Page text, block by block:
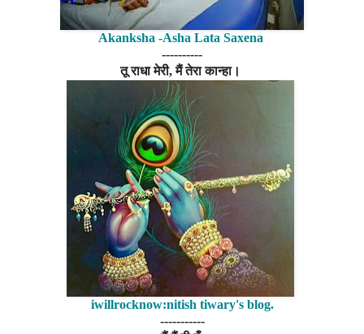
Akanksha -Asha Lata Saxena
----------
तू राधा मेरी, मैं तेरा कान्हा।
iwillrocknow:nitish tiwary's blog.
-----------